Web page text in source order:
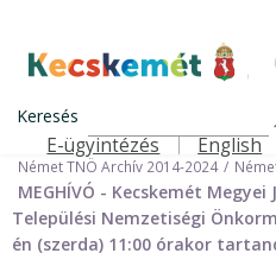
tartalomra
Kecskemét Város
Keresés
Felső navigáció
E-ügyintézés English
Önkormányzat
Nemzetiségi Önkormányzatok
Német Települési Nemzetiségi
Német TNÖ Archív 2014-2024
MEGHÍVÓ - Kecskemét
Települési Nemzetiségi
én (szerda) 11:00 órakor